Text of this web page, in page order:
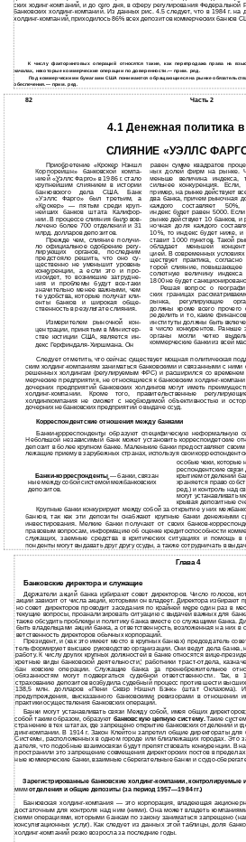
ских ходинг-компаний, и до сего дня, в сферу регулирования
банковских холдинг-компаний. Из данных рис. 4.5 следует, что в 1984 г.
холдинг-компаний, приходилось 86% всех депозитов коммерческих банков
К числу факторинговых операций относятся такие, как перепродажа права на
началах, некоторые коммерческие операции по доверенности.— прим. ред.
Под коммерческими бумагами США понимаются обращающиеся на рынке
обеспечения.— прим. ред.
82 Часть 2
4.1 Денежная политика
СЛИЯНИЕ «УЭЛЛС
Приобретение «Крокер Нэншл
Корпорейшн» банковской компа­
нией «Уэллс Фарго» в 1986 г. стало
крупнейшим слиянием в истории
банковского дела США. Банк
«Уэллс Фарго» был третьим, а
«Крокер» — пятым среди круп­
нейших банков штата Калифор­
нии. В процессе слияния было вов­
лечено более 700 отделений и 31
млрд. долларов депозитов.
Прежде чем, слияние получи­
ло официальное одобрение регу­
лирующих органов, последним
предстояло решить, что оно су­
щественно не уменьшит уровень
конкуренции, а если это и про­
изойдет, то возникшие затрудне­
ния и проблемы будут все-таки
значительно менее важными, чем
те удобства, которые получат кли­
енты банков и широкая обще­
ственность в результате слияния.
Измерителем рыночной кон­
центрации, принятым в Министер­
стве юстиции США, является ин­
декс Герфиндаля-Хиршмана. Он
равен сумме квадратов
ных долей фирм на рынке.
меньше величина индекса,
сильнее конкуренция. Если,
пример, на рынке действуют
два банка, причем рыночная
каждого составляет 50%,
индекс будет равен 5000.
рынке действуют 10 банков,
ночная доля каждого
10%, то индекс будет ниже,
ставит 1000 пунктов. Такой
обладает меньшей
цией. В современных
ществует практика,
торой слияние, повышающее
солютную величину индекса
1800 не будет
Решая вопрос о
ских границах
рынка, регулирующие
должны кроме всего прочего
ределить и то, какие
институты должны быть
в число конкурентов. Раньше
органы могли четко
коммерческие банки из всей мас­
Следует отметить, что сейчас существует мощная политическая
ским холдинг-компаниям заниматься банковскими и связанными с
решенных холдингам (регулируемым ФРС) и расширился со
мерческие предприятия, не относящиеся к банковским холдинг-
дочерних предприятий банковских холдингов могут иметь
холдинг-компании. Кроме того, правительственные
холдингкомпания не сможет с необходимой объективностью и
дочерних небанковских предприятий о выдаче ссуд.
Корреспондентские отношения между банками
Банки-корреспонденты образуют специфическую неформальную
Небольшой независимый банк может установить корреспоидетские
депозит в более крупном банке. Маленькие банки предоставляют
лежащие приему в зарубежных странах, используя свои
особые чеки, которые
Банки-корреспонденты — банки, связан­
респондентские
крытием отделений
ные между собой системой межбанковских храняется право
депозитов.
ред.) и контроль над
могут устанавливать
крывая депозитные
Крупные банки конкурируют между собой за открытие у них
банков, так как эти депозиты снабжают крупные банки денежными
инвестирования. Мелкие банки получают от своих банков-
правовым вопросам, информацию об оценке кредитоспособности
служащих, заемные средства в критических ситуациях и помощь в
понденты могут выдавать друг другу ссуды, а также сотрудничать в
Глава 4
Банковские директора и служащие
Держатели акций банка избирают совет директоров. Число голосов,
акций зависит от числа акций, которыми он владеет. Директора избирают
но совет директоров проводит заседания по крайней мере один раз в
текущие вопросы, проанализировать ситуацию с выдачей важных для
также обсудить проблемы и политику банка вместе со служащими банка.
быть владельцами акций банка, а ответственность, возложенная на них в
ветственность директоров обычных корпораций.
Президент, и (как это имеет место в крупных банках) председатель
тель формируют высшее руководство организации. Они ведут дела
работу. К числу других крупных должностей в банке относятся вице-
кретные виды банковской деятельности,' работники траст-отдела,
бан­ ковские операции. Служащие банка за пренебрежительное
обязанностям могут подвергаться судебной ответственности. Так,
страхованию депозитов возбудила судебный процесс против шести
138,5 млн. долларов «Пени Сквэр Нэшнл Бэнк» (штат Оклахома).
предупреждения, высказанного банковскими ревизорами в отношении
практики осуществления банковских операций.
Банки могут устанавливать связи Между собой, имея общих
собой таким образом, образуют банковскую цепную систему.Такие
странение в тех штатах, где запрещено открытие банковских отделений и
динг-компании. В 1914 г. Закон Клейтон запретил общие директораты
Системы, расположенных в одном городе или близлежащих городах. Это
дателя, что подобные взаимосвязи будут препятствовать конкуренции. В
пространили это запрещение совмещения директорских постов в
ные коммерческие банки, взаимные сберегательные банки и ссудо-
Зарегистрированные банковские холдинг-компании, контролируемые
мммотделения и общие депозиты (за период 1957—1984 гг.)
Банковская холдинг-компания — это корпорация, владеющая
достаточным для контроля над ним (ними). Она может владеть
скими операциями, которыми банкам по закону заниматься запрещено
консультационных услуг). Как следует из данных этой таблицы, доля
холдинг-компаний резко возросла за последние годы.